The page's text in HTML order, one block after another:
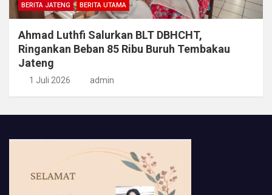
BERITA JATENG BERITA UTAMA
Ahmad Luthfi Salurkan BLT DBHCHT,
Ringankan Beban 85 Ribu Buruh Tembakau
Jateng
1 Juli 2026 admin